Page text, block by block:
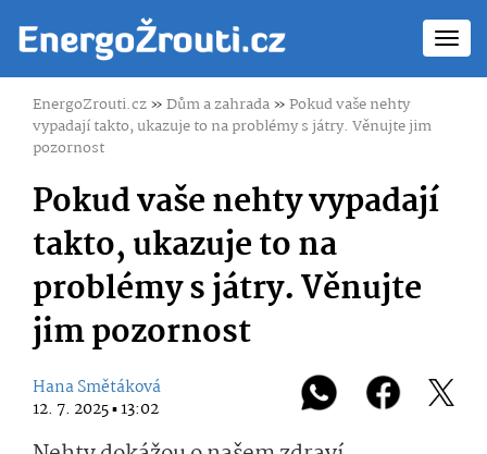
EnergoZrouti.cz»Dům a zahrada»Pokud vaše nehty
vypadají takto, ukazuje to na problémy s játry. Věnujte jim
pozornost
Pokud vaše nehty vypadají
takto, ukazuje to na
problémy s játry. Věnujte
jim pozornost
Hana Smětáková
12. 7. 2025 ▪ 13:02